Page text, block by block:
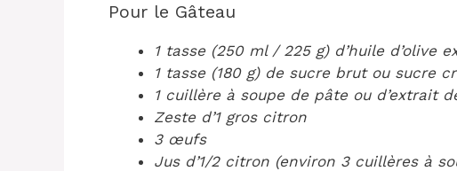
Pour le Gâteau
1 tasse (250 ml / 225 g) d’huile d’olive
1 tasse (180 g) de sucre brut ou sucre
1 cuillère à soupe de pâte ou d’extrait
Zeste d’1 gros citron
3 œufs
Jus d’1/2 citron (environ 3 cuillères à